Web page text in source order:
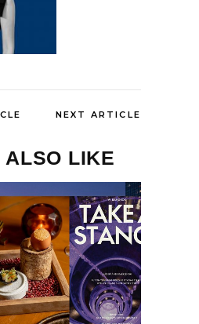
NEXT ARTICLE
ALSO LIKE